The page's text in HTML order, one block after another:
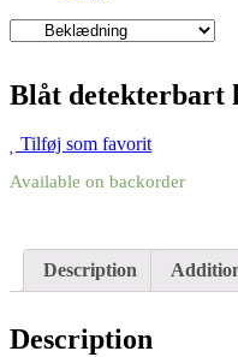
Blåt detekterbart
Tilføj som favorit
Available on backorder
Description
Description